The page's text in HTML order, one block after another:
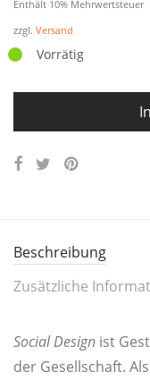
Enthält 10% Mehrwertsteuer
zzgl. Versand
Vorrätig
Beschreibung
Zusätzliche
Social Design ist
der Gesell­schaft.